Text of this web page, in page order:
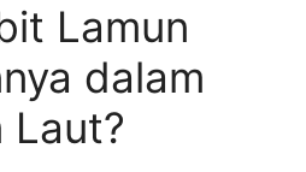
Lamun
dalam
Laut?